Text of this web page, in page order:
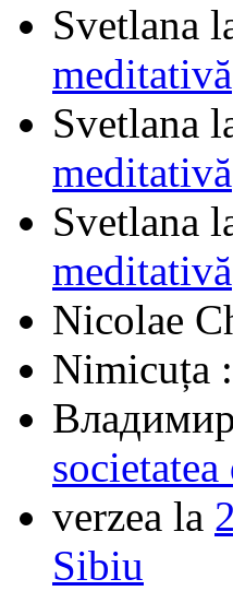
Svetlana
meditativă
Svetlana
meditativă
Svetlana
meditativă
Nicolae
Nimicuța
societatea
verzea la
Sibiu